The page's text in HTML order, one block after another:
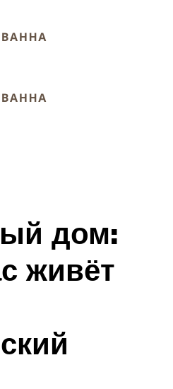
дом:
живёт